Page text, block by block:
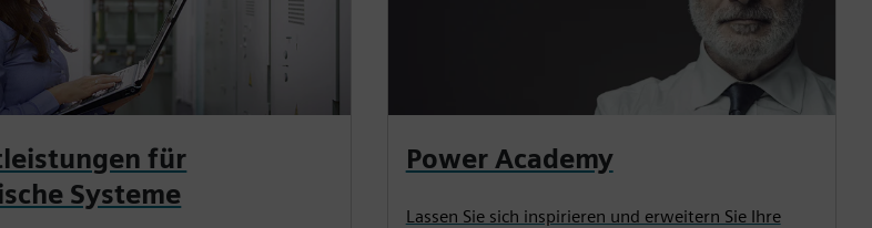
für
Systeme
Power Academy
Lassen Sie sich inspirieren und erweitern Sie Ihre